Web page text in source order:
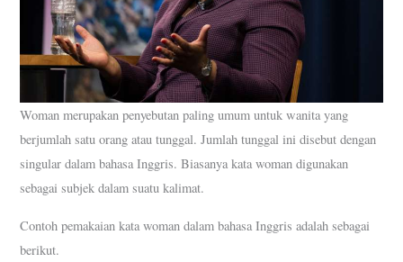
Woman merupakan penyebutan paling umum untuk wanita yang
berjumlah satu orang atau tunggal. Jumlah tunggal ini disebut dengan
singular dalam bahasa Inggris. Biasanya kata woman digunakan
sebagai subjek dalam suatu kalimat.
Contoh pemakaian kata woman dalam bahasa Inggris adalah sebagai
berikut.